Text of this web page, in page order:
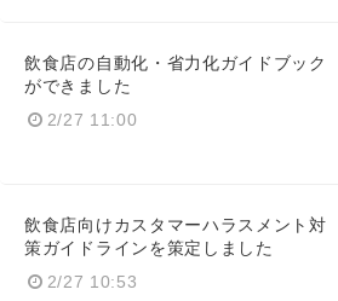
飲食店の自動化・省力化ガイドブック
ができました
2/27 11:00
飲食店向けカスタマーハラスメント対
策ガイドラインを策定しました
2/27 10:53